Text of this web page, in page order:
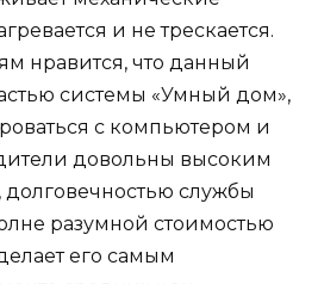
и не трескается.
нравится, что данный
системы «Умный дом»,
с компьютером и
довольны высоким
долговечностью службы
разумной стоимостью
его самым